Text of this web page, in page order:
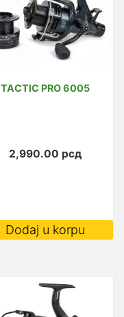
TACTIC PRO 6005
2,990.00 рсд
Dodaj u korpu